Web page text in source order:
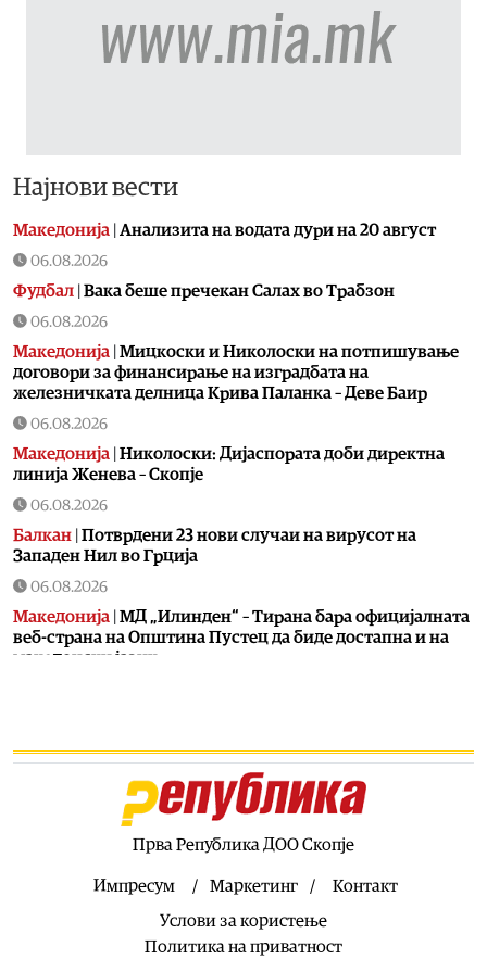
Најнови вести
Македонија Aнализита на водата дури на 20 август
06.08.2026
Фудбал Вака беше пречекан Салах во Трабзон
06.08.2026
Македонија Мицкоски и Николоски на потпишување
договори за финансирање на изградбата на
железничката делница Крива Паланка – Деве Баир
06.08.2026
Македонија Николоски: Дијаспората доби директна
линија Женева – Скопје
06.08.2026
Балкан Потврдени 23 нови случаи на вирусот на
Западен Нил во Грција
06.08.2026
Македонија МД „Илинден“ – Тирана бара официјалната
веб-страна на Општина Пустец да биде достапна и на
македонски јазик
06.08.2026
МВР со засилени сообраќајни контроли во
рамки на „Роудпол“: Фокус на брзината и безбедноста
на патиштата
Португалија заплени пет тони кокаин на брод
Француска групација влегува во проектот за
Прва Република ДОО Скопје
Импресум Маркетинг
Контакт
Услови за користење
Политика на приватност